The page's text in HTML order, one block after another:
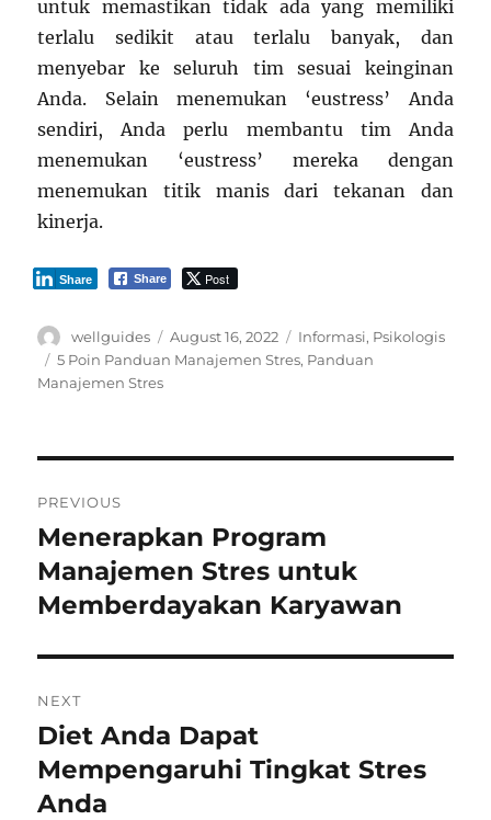
untuk memastikan tidak ada yang memiliki
terlalu sedikit atau terlalu banyak, dan
menyebar ke seluruh tim sesuai keinginan
Anda. Selain menemukan ‘eustress’ Anda
sendiri, Anda perlu membantu tim Anda
menemukan ‘eustress’ mereka dengan
menemukan titik manis dari tekanan dan
kinerja.
Share Post
Share
Author
wellguides
Posted
on
August 16, 2022 Categories
Informasi, Psikologis
Tags
5 Poin Panduan Manajemen Stres, Panduan
Manajemen Stres
navigation
PREVIOUS
Previous
post:
Menerapkan Program
Manajemen Stres untuk
Memberdayakan Karyawan
NEXT
Next
post:
Diet Anda Dapat
Mempengaruhi Tingkat Stres
Anda